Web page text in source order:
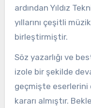
ardından Yıldız
yıllarını çeşitli
birleştirmiştir.
Söz yazarlığı ve
izole bir şekilde
geçmişte
kararı almıştır.